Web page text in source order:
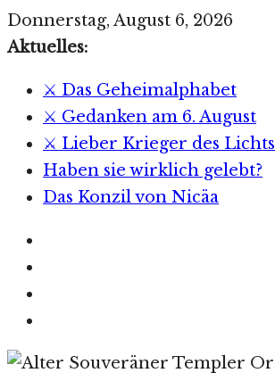
Zum
Inhalt
Donnerstag, August 6, 2026
Aktuelles:
⚔️ Das Geheimalphabet
⚔️ Gedanken am 6. August
⚔️ Lieber Krieger des Lichts
Haben sie wirklich gelebt?
Das Konzil von Nicäa